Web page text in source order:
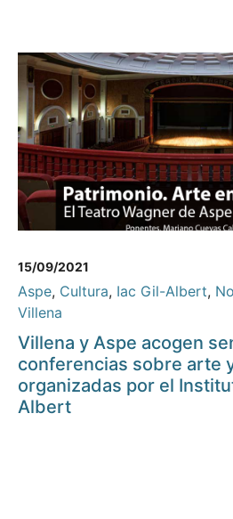
15/09/2021
Aspe, Cultura, Iac Gil-Albert,
Villena
Villena y Aspe acogen
conferencias sobre arte
organizadas por el
Albert